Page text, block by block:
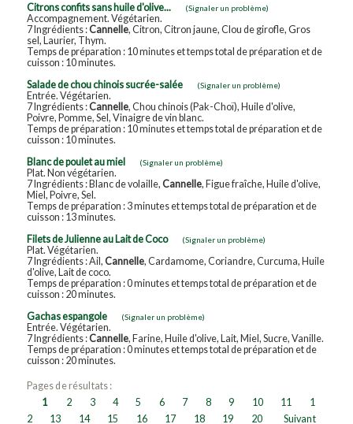
Citrons confits sans huile d'olive...
(Signaler un problème)
Accompagnement. Végétarien.
7 Ingrédients :Cannelle, Citron, Citron jaune, Clou de girofle, Gros
sel, Laurier, Thym.
Temps de préparation : 10 minutes et temps total de préparation et de
cuisson : 10 minutes.
Salade de chou chinois sucrée-salée
(Signaler un problème)
Entrée. Végétarien.
7 Ingrédients :Cannelle, Chou chinois (Pak-Choï), Huile d'olive,
Poivre, Pomme, Sel, Vinaigre de vin blanc.
Temps de préparation : 10 minutes et temps total de préparation et de
cuisson : 10 minutes.
Blanc de poulet au miel
(Signaler un problème)
Plat. Non végétarien.
7 Ingrédients : Blanc de volaille, Cannelle, Figue fraîche, Huile d'olive,
Miel, Poivre, Sel.
Temps de préparation : 3 minutes et temps total de préparation et de
cuisson : 13 minutes.
Filets de Julienne au Lait de Coco
(Signaler un problème)
Plat. Végétarien.
7 Ingrédients : Ail, Cannelle, Cardamome, Coriandre, Curcuma, Huile
d'olive, Lait de coco.
Temps de préparation : 0 minutes et temps total de préparation et de
cuisson : 20 minutes.
Gachas espangole
(Signaler un problème)
Entrée. Végétarien.
7 Ingrédients :Cannelle, Farine, Huile d'olive, Lait, Miel, Sucre, Vanille.
Temps de préparation : 0 minutes et temps total de préparation et de
cuisson : 20 minutes.
Pages de résultats :
1
2 3 4 5 6 7 8 9 10 11
1
2
13 14 15 16 17 18 19 20 Suivant